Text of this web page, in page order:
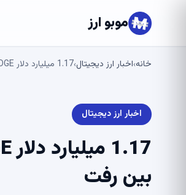
موبو ارز
خانه›اخبار ارز دیجیتال›1.17 میلیارد دلار DOGE در 24 ساعت دیده شد، اما فاندامنتال ها از بین رفت
اخبار ارز دیجیتال
بین رفت